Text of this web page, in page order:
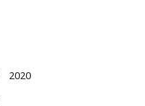
2020